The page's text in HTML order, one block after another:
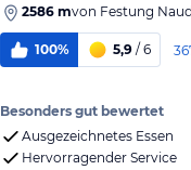
2586 mvon Festung
100% 5,9 / 6
Besonders gut bewertet
Ausgezeichnetes Essen
Hervorragender Service